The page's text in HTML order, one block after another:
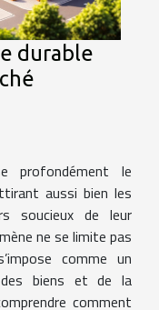
durable
profondément le
aussi bien les
soucieux de leur
ne se limite pas
comme un
biens et de la
comment